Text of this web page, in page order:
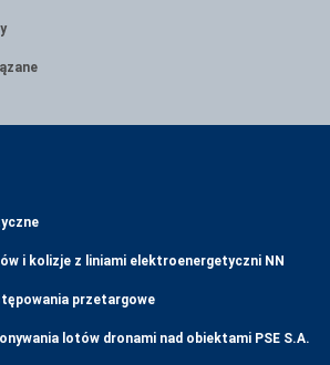
i kolizje z liniami elektroenergetyczni NN
przetargowe
lotów dronami nad obiektami PSE S.A.